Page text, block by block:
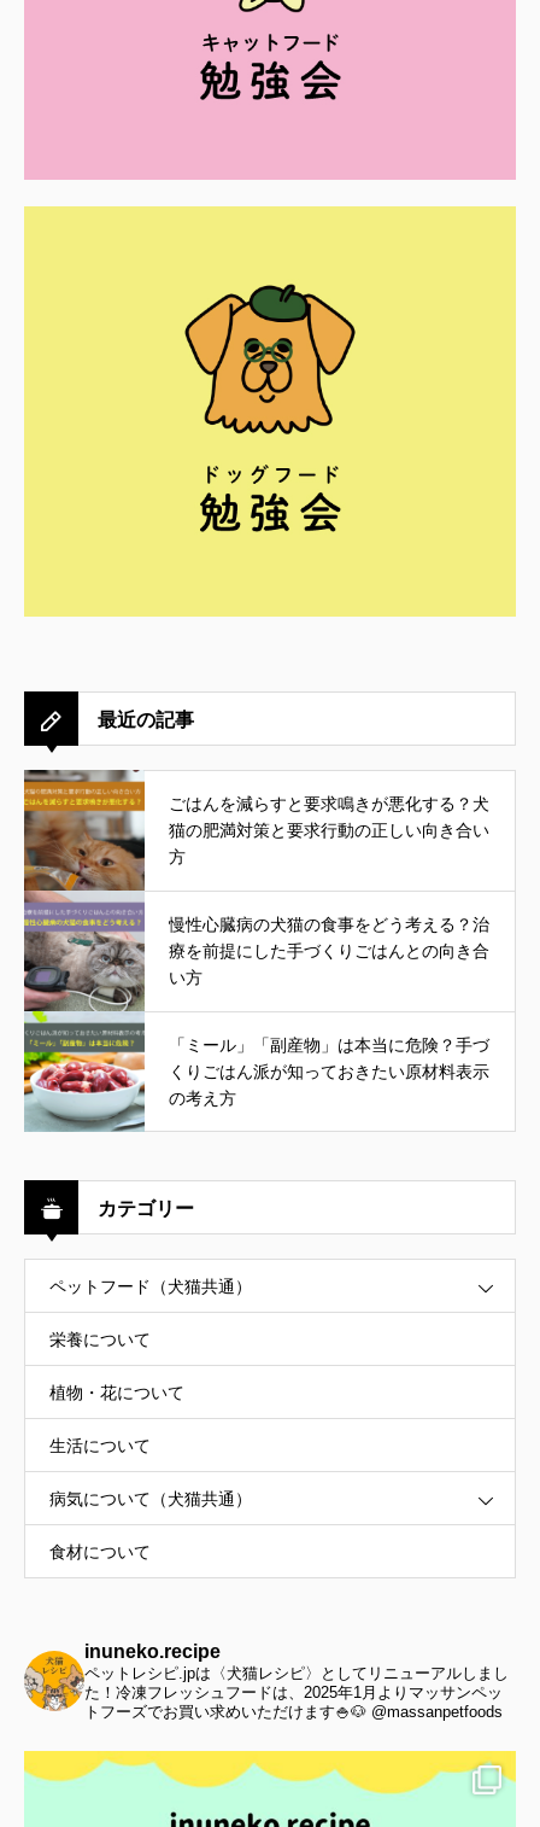
最近の記事
ごはんを減らすと要求鳴きが悪化する？犬
猫の肥満対策と要求行動の正しい向き合い
方
慢性心臓病の犬猫の食事をどう考える？治
療を前提にした手づくりごはんとの向き合
い方
「ミール」「副産物」は本当に危険？手づ
くりごはん派が知っておきたい原材料表示
の考え方
カテゴリー
ペットフード（犬猫共通）
栄養について
植物・花について
生活について
病気について（犬猫共通）
食材について
inuneko.recipe
ペットレシピ.jpは〈犬猫レシピ〉としてリニューアルしまし
た！冷凍フレッシュフードは、2025年1月よりマッサンペッ
トフーズでお買い求めいただけます🍚🐶 @massanpetfoods